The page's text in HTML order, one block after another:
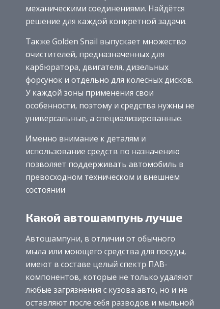
механическими соединениями. Найдётся
решение для каждой конкретной задачи.
Также Golden Snail выпускает множество
очистителей, предназначенных для
карбюратора, двигателя, дизельных
форсунок и отдельно для колесных дисков.
У каждой зоны применения свои
особенности, поэтому и средства нужны не
универсальные, а специализированные.
Именно внимание к деталям и
использование средств по назначению
позволяет поддерживать автомобиль в
превосходном техническом и внешнем
состоянии
Какой автошампунь лучше
Автошампуни, в отличии от обычного
мыла или моющего средства для посуды,
имеют в составе целый спектр ПАВ-
компонентов, которые не только удаляют
любые загрязнения с кузова авто, но и не
оставляют после себя разводов и мыльной